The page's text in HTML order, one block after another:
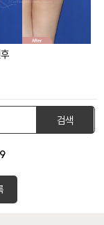
검색
9